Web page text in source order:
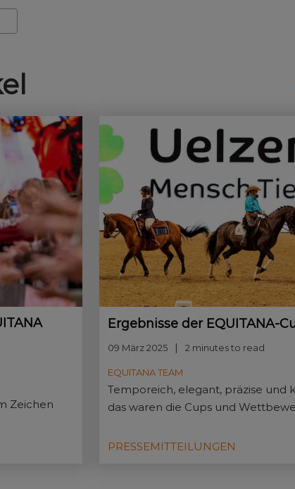
Zeichen
Ergebnisse der EQUITANA-
09 März 2025 2 minutes to read
EQUITANA TEAM
Temporeich, elegant, präzise und
das waren die Cups und
PRESSEMITTEILUNGEN